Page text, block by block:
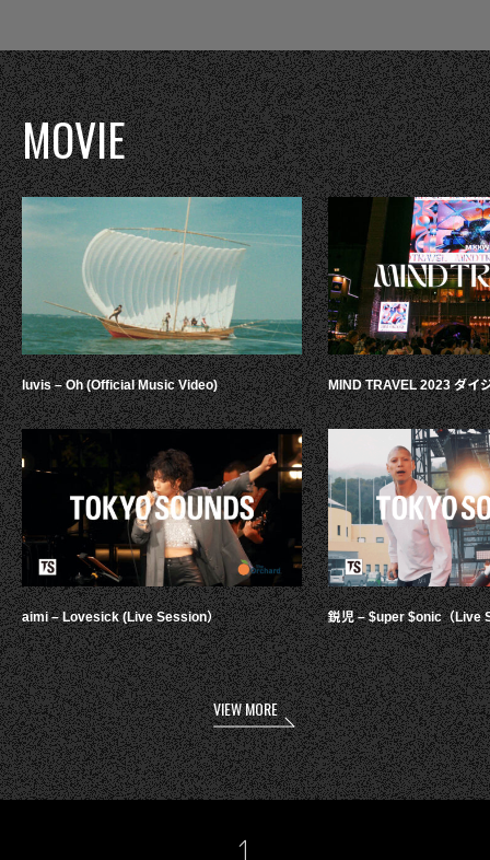
MOVIE
luvis – Oh (Official Music Video)
aimi – Lovesick (Live Session）
MIND TRAVEL 2023 ダイ
鋭児 – $uper $onic（Live
VIEW MORE